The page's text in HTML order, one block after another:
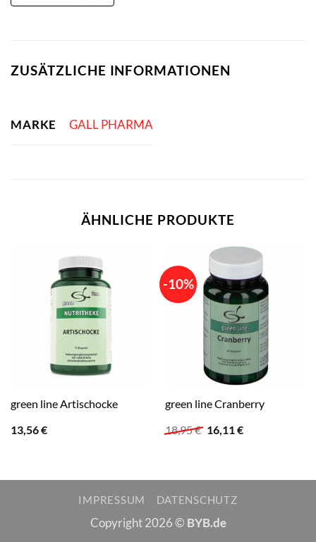
ZUSÄTZLICHE INFORMATIONEN
MARKE GALL PHARMA
ÄHNLICHE PRODUKTE
green line Artischocke
13,56€
-10%
green line Cranberry
18,95€ Ursprünglicher
16,11€Aktueller
IMPRESSUM DATENSCHUTZ
Copyright 2026 © BYB.de